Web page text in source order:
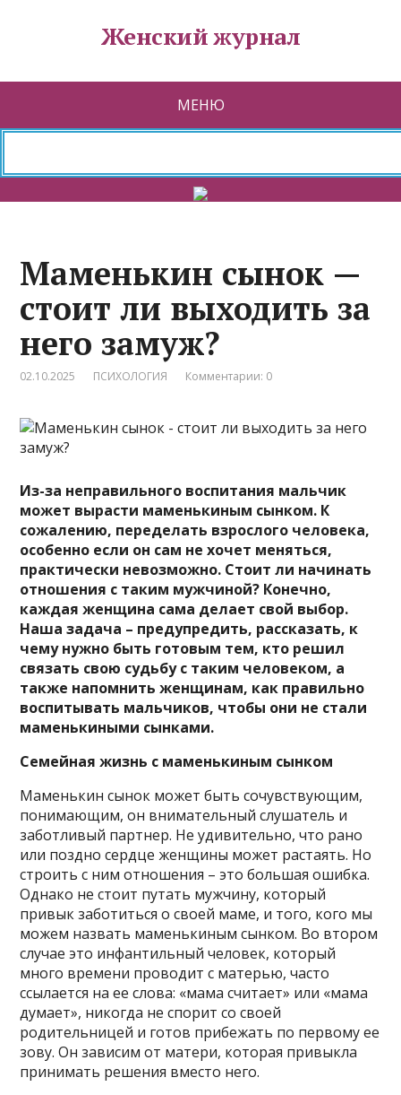
Женский журнал
МЕНЮ
Маменькин сынок —
стоит ли выходить за
него замуж?
02.10.2025 ПСИХОЛОГИЯ Комментарии: 0
Из-за неправильного воспитания мальчик
может вырасти маменькиным сынком. К
сожалению, переделать взрослого человека,
особенно если он сам не хочет меняться,
практически невозможно. Стоит ли начинать
отношения с таким мужчиной? Конечно,
каждая женщина сама делает свой выбор.
Наша задача – предупредить, рассказать, к
чему нужно быть готовым тем, кто решил
связать свою судьбу с таким человеком, а
также напомнить женщинам, как правильно
воспитывать мальчиков, чтобы они не стали
маменькиными сынками.
Семейная жизнь с маменькиным сынком
Маменькин сынок может быть сочувствующим,
понимающим, он внимательный слушатель и
заботливый партнер. Не удивительно, что рано
или поздно сердце женщины может растаять. Но
строить с ним отношения – это большая ошибка.
Однако не стоит путать мужчину, который
привык заботиться о своей маме, и того, кого мы
можем назвать маменькиным сынком. Во втором
случае это инфантильный человек, который
много времени проводит с матерью, часто
ссылается на ее слова: «мама считает» или «мама
думает», никогда не спорит со своей
родительницей и готов прибежать по первому ее
зову. Он зависим от матери, которая привыкла
принимать решения вместо него.